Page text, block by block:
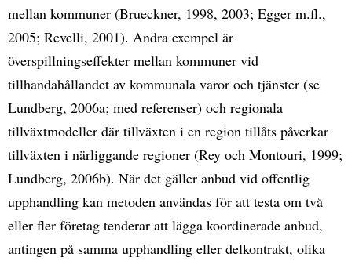
mellan kommuner (Brueckner, 1998, 2003; Egger m.fl.,
2005; Revelli, 2001). Andra exempel är
överspillningseffekter mellan kommuner vid
tillhandahållandet av kommunala varor och tjänster (se
Lundberg, 2006a; med referenser) och regionala
tillväxtmodeller där tillväxten i en region tillåts påverkar
tillväxten i närliggande regioner (Rey och Montouri, 1999;
Lundberg, 2006b). När det gäller anbud vid offentlig
upphandling kan metoden användas för att testa om två
eller fler företag tenderar att lägga koordinerade anbud,
antingen på samma upphandling eller delkontrakt, olika